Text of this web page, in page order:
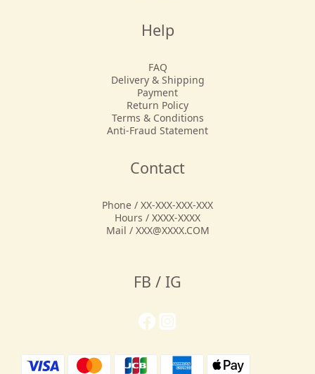
Help
FAQ
Delivery & Shipping
Payment
Return Policy
Terms & Conditions
Anti-Fraud Statement
Contact
Phone / XX-XXX-XXX-XXX
Hours / XXXX-XXXX
Mail / XXX@XXXX.COM
FB / IG